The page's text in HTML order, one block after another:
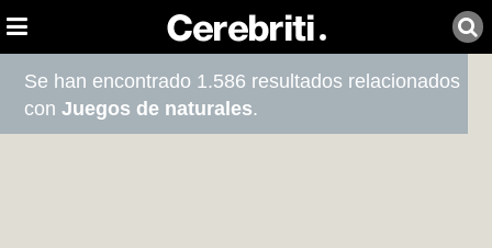
Se han encontrado 1.586 resultados relacionados
conJuegos de naturales.